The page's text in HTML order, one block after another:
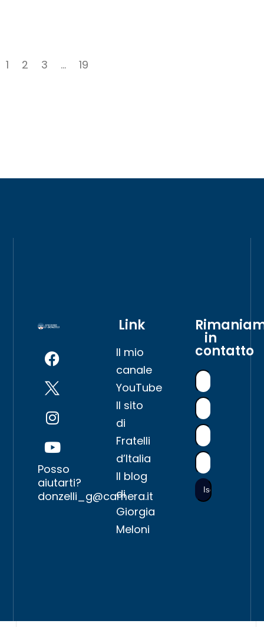
1 2 3 … 19
Posso
aiutarti?
donzelli_g@camera.it
Link
Il mio
canale
YouTube
Il sito
di
Fratelli
d’Italia
Il blog
di
Giorgia
Meloni
in
contatto